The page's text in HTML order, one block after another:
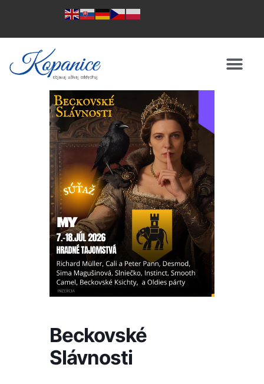
Beckovské
Slávnosti